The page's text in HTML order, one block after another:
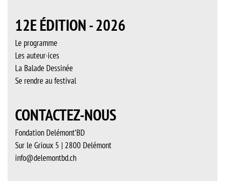
12E ÉDITION - 2026
Le programme
Les auteur·ices
La Balade Dessinée
Se rendre au festival
CONTACTEZ-NOUS
Fondation Delémont’BD
Sur le Grioux 5 | 2800 Delémont
info@delemontbd.ch